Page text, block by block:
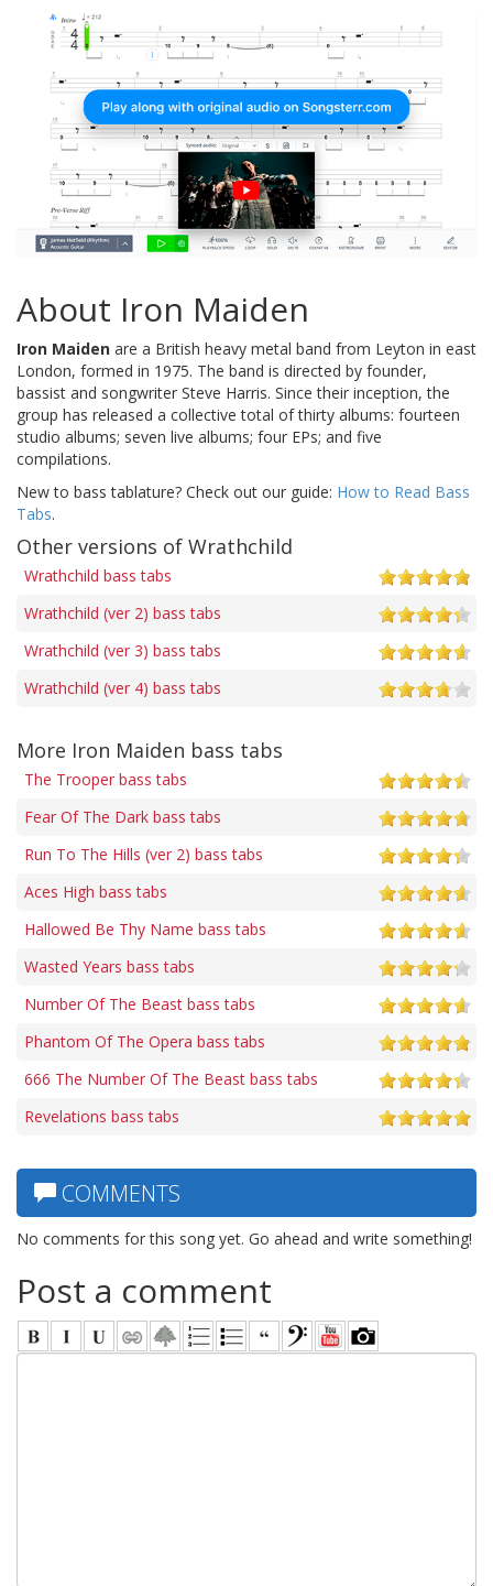
About Iron Maiden
Iron Maiden are a British heavy metal band from Leyton in east
London, formed in 1975. The band is directed by founder,
bassist and songwriter Steve Harris. Since their inception, the
group has released a collective total of thirty albums: fourteen
studio albums; seven live albums; four EPs; and five
compilations.
New to bass tablature? Check out our guide: How to Read Bass
Tabs.
Other versions of Wrathchild
Wrathchild bass tabs
Wrathchild (ver 2) bass tabs
Wrathchild (ver 3) bass tabs
Wrathchild (ver 4) bass tabs
More Iron Maiden bass tabs
The Trooper bass tabs
Fear Of The Dark bass tabs
Run To The Hills (ver 2) bass tabs
Aces High bass tabs
Hallowed Be Thy Name bass tabs
Wasted Years bass tabs
Number Of The Beast bass tabs
Phantom Of The Opera bass tabs
666 The Number Of The Beast bass tabs
Revelations bass tabs
COMMENTS
No comments for this song yet. Go ahead and write something!
Post a comment